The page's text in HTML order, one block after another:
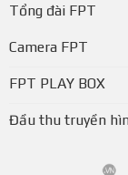
Tổng đài FPT
Camera FPT
FPT PLAY BOX
Đầu thu truyền